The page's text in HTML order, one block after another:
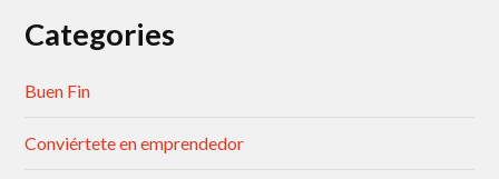
Categories
Buen Fin
Conviértete en emprendedor